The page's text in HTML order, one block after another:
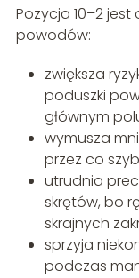
Pozycja 10–2
powodów:
zwiększa
poduszki
głównym
wymusza
przez co
utrudnia
skrętów, bo
skrajnych
sprzyja
podczas